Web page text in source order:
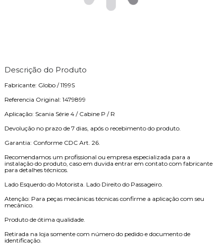
Descrição do Produto
Fabricante: Globo / 1199S
Referencia Original: 1479899
Aplicação: Scania Série 4 / Cabine P / R
Devolução no prazo de 7 dias, após o recebimento do produto.
Garantia: Conforme CDC Art. 26.
Recomendamos um profissional ou empresa especializada para a
instalação do produto, caso em duvida entrar em contato com fabricante
para detalhes técnicos.
Lado Esquerdo do Motorista. Lado Direito do Passageiro.
Atenção: Para peças mecânicas técnicas confirme a aplicação com seu
mecânico.
Produto de ótima qualidade.
Retirada na loja somente com número do pedido e documento de
identificação.